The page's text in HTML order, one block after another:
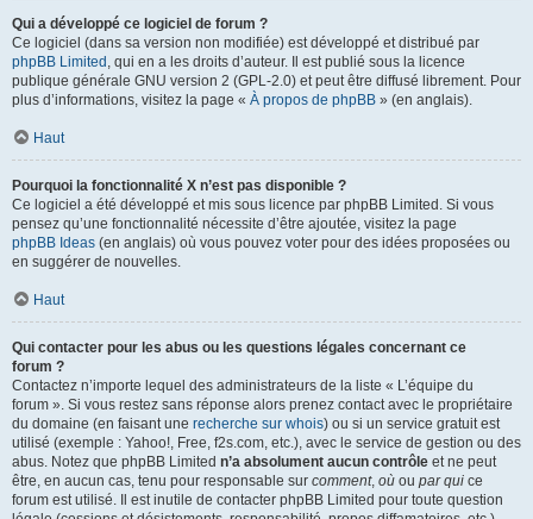
Qui a développé ce logiciel de forum ?
Ce logiciel (dans sa version non modifiée) est développé et distribué par
phpBB Limited , qui en a les droits d’auteur. Il est publié sous la licence
publique générale GNU version 2 (GPL-2.0) et peut être diffusé librement. Pour
plus d’informations, visitez la page « À propos de phpBB » (en anglais).
Haut
Pourquoi la fonctionnalité X n’est pas disponible ?
Ce logiciel a été développé et mis sous licence par phpBB Limited. Si vous
pensez qu’une fonctionnalité nécessite d’être ajoutée, visitez la page
phpBB Ideas (en anglais) où vous pouvez voter pour des idées proposées ou
en suggérer de nouvelles.
Haut
Qui contacter pour les abus ou les questions légales concernant ce
forum ?
Contactez n’importe lequel des administrateurs de la liste « L’équipe du
forum ». Si vous restez sans réponse alors prenez contact avec le propriétaire
du domaine (en faisant une recherche sur whois) ou si un service gratuit est
utilisé (exemple : Yahoo!, Free, f2s.com, etc.), avec le service de gestion ou des
abus. Notez que phpBB Limited n’a absolument aucun contrôle et ne peut
être, en aucun cas, tenu pour responsable sur comment, où ou par qui ce
forum est utilisé. Il est inutile de contacter phpBB Limited pour toute question